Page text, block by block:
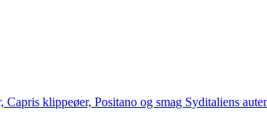
klippeøer, Positano og smag Syditaliens